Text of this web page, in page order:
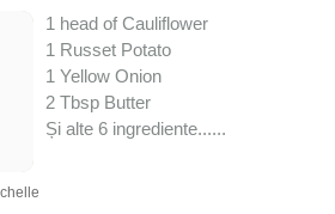
1 head of Cauliflower
1 Russet Potato
1 Yellow Onion
2 Tbsp Butter
Și alte 6 ingrediente......